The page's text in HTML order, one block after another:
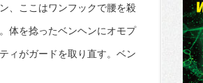
、ここはワンフックで腰を殺
体を捻ったベンヘンにオモプ
ィがガードを取り直す。ベン